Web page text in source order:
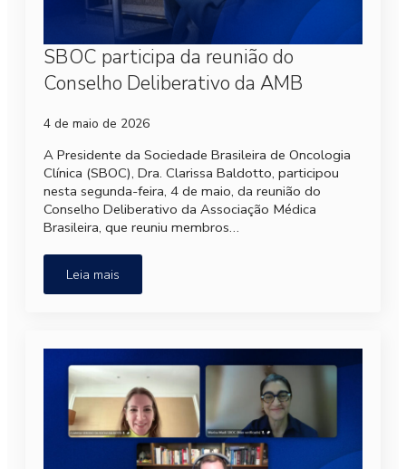
SBOC participa da reunião do
Conselho Deliberativo da AMB
4 de maio de 2026
A Presidente da Sociedade Brasileira de Oncologia
Clínica (SBOC), Dra. Clarissa Baldotto, participou
nesta segunda-feira, 4 de maio, da reunião do
Conselho Deliberativo da Associação Médica
Brasileira, que reuniu membros…
Leia mais